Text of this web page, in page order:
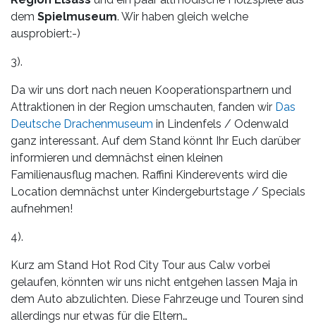
dem Spielmuseum. Wir haben gleich welche
ausprobiert:-)
3).
Da wir uns dort nach neuen Kooperationspartnern und
Attraktionen in der Region umschauten, fanden wir Das
Deutsche Drachenmuseum in Lindenfels / Odenwald
ganz interessant. Auf dem Stand könnt Ihr Euch darüber
informieren und demnächst einen kleinen
Familienausflug machen. Raffini Kinderevents wird die
Location demnächst unter Kindergeburtstage / Specials
aufnehmen!
4).
Kurz am Stand Hot Rod City Tour aus Calw vorbei
gelaufen, könnten wir uns nicht entgehen lassen Maja in
dem Auto abzulichten. Diese Fahrzeuge und Touren sind
allerdings nur etwas für die Eltern…